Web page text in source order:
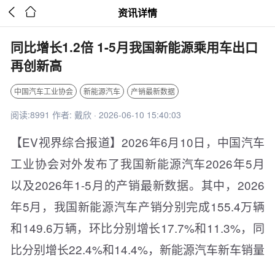
  资讯详情
同比增长1.2倍 1-5月我国新能源乘用车出口
再创新高
中国汽车工业协会 新能源汽车 产销最新数据
阅读:8991 作者: 戴欣 · 2026-06-10 15:40:03
【EV视界综合报道】2026年6月10日，中国汽车
工业协会对外发布了我国新能源汽车2026年5月
以及2026年1-5月的产销最新数据。其中，2026
年5月，我国新能源汽车产销分别完成155.4万辆
和149.6万辆，环比分别增长17.7%和11.3%，同
比分别增长22.4%和14.4%，新能源汽车新车销量